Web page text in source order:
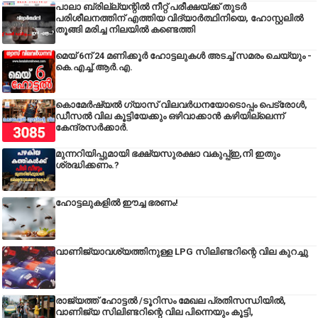
പാലാ ബ്രില്ല്യന്റിൽ നീറ്റ് പരീക്ഷയ്ക്ക് തുടർ
പരിശീലനത്തിന് എത്തിയ വിദ്യാർത്ഥിനിയെ, ഹോസ്റ്റലിൽ
തൂങ്ങി മരിച്ച നിലയിൽ കണ്ടെത്തി
മെയ് 6ന് 24 മണിക്കൂർ ഹോട്ടലുകൾ അടച്ച് സമരം ചെയ്യും -
കെ.എച്ച്.ആർ.എ.
കൊമേർഷ്യൽ ഗ്യാസ് വിലവർധനയോടൊപ്പം പെട്രോൾ,
ഡീസല്‍ വില കൂട്ടിയേക്കും ഒഴിവാക്കാന്‍ കഴിയില്ലെന്ന്
കേന്ദ്രസര്‍ക്കാര്‍.
മുന്നറിയിപ്പുമായി ഭക്ഷ്യസുരക്ഷാ വകുപ്പ്ഇ,നി ഇതും
ശ്രദ്ധിക്കണം.?
ഹോട്ടലുകളിൽ ഈച്ച ഭരണം!
വാണിജ്യാവശ്യത്തിനുള്ള LPG സിലിണ്ടറിന്റെ വില കുറച്ചു
രാജ്യത്ത് ഹോട്ടൽ /ടൂറിസം മേഖല പ്രതിസന്ധിയിൽ,
വാണിജ്യ സിലിണ്ടറിന്റെ വില പിന്നെയും കൂട്ടി,